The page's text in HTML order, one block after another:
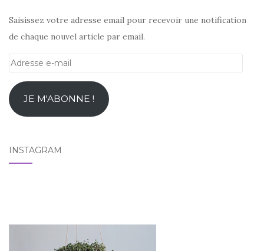
Saisissez votre adresse email pour recevoir une notification
de chaque nouvel article par email.
Adresse
mailJE M'ABONNE !
INSTAGRAM